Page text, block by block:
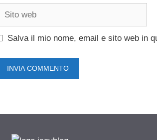
Sito
Salva il mio nome, email e sito web in